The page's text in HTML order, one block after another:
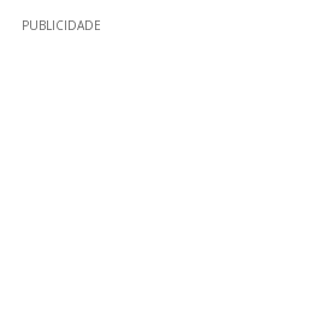
PUBLICIDADE